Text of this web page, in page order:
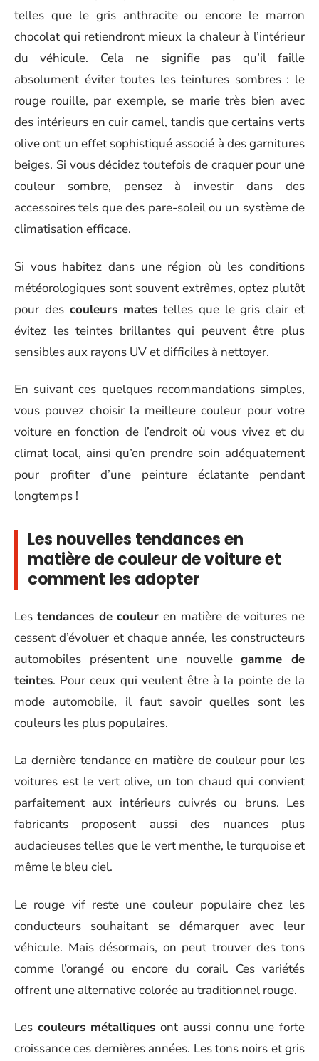
telles que le gris anthracite ou encore le marron
chocolat qui retiendront mieux la chaleur à l’intérieur
du véhicule. Cela ne signifie pas qu’il faille
absolument éviter toutes les teintures sombres : le
rouge rouille, par exemple, se marie très bien avec
des intérieurs en cuir camel, tandis que certains verts
olive ont un effet sophistiqué associé à des garnitures
beiges. Si vous décidez toutefois de craquer pour une
couleur sombre, pensez à investir dans des
accessoires tels que des pare-soleil ou un système de
climatisation efficace.
Si vous habitez dans une région où les conditions
météorologiques sont souvent extrêmes, optez plutôt
pour des couleurs mates telles que le gris clair et
évitez les teintes brillantes qui peuvent être plus
sensibles aux rayons UV et difficiles à nettoyer.
En suivant ces quelques recommandations simples,
vous pouvez choisir la meilleure couleur pour votre
voiture en fonction de l’endroit où vous vivez et du
climat local, ainsi qu’en prendre soin adéquatement
pour profiter d’une peinture éclatante pendant
longtemps !
Les nouvelles tendances en
matière de couleur de voiture et
comment les adopter
Les tendances de couleur en matière de voitures ne
cessent d’évoluer et chaque année, les constructeurs
automobiles présentent une nouvellegamme de
teintes. Pour ceux qui veulent être à la pointe de la
mode automobile, il faut savoir quelles sont les
couleurs les plus populaires.
La dernière tendance en matière de couleur pour les
voitures est le vert olive, un ton chaud qui convient
parfaitement aux intérieurs cuivrés ou bruns. Les
fabricants proposent aussi des nuances plus
audacieuses telles que le vert menthe, le turquoise et
même le bleu ciel.
Le rouge vif reste une couleur populaire chez les
conducteurs souhaitant se démarquer avec leur
véhicule. Mais désormais, on peut trouver des tons
comme l’orangé ou encore du corail. Ces variétés
offrent une alternative colorée au traditionnel rouge.
Les couleurs métalliques ont aussi connu une forte
croissance ces dernières années. Les tons noirs et gris